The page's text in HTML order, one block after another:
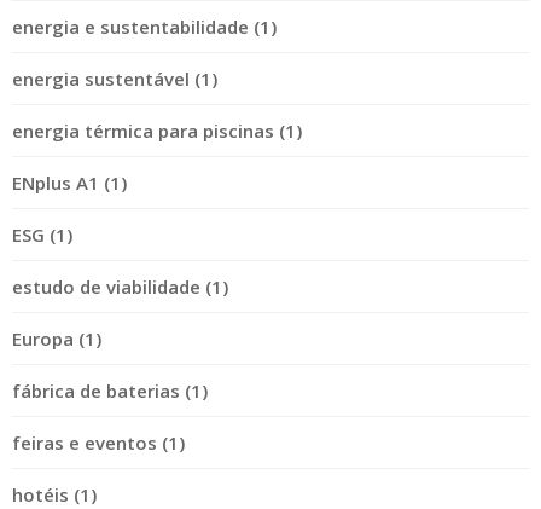
energia e sustentabilidade (1)
energia sustentável (1)
energia térmica para piscinas (1)
ENplus A1 (1)
ESG (1)
estudo de viabilidade (1)
Europa (1)
fábrica de baterias (1)
feiras e eventos (1)
hotéis (1)